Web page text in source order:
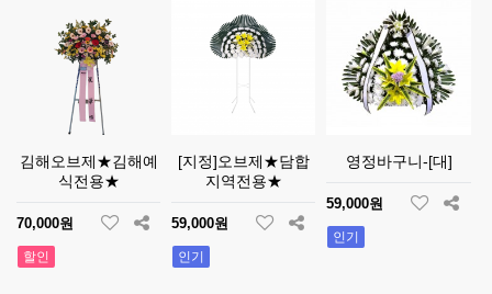
김해오브제★김해예
식전용★
70,000원
할인
[지정]오브제★담합
지역전용★
59,000원
인기
영정바구니-[대]
59,000원
인기